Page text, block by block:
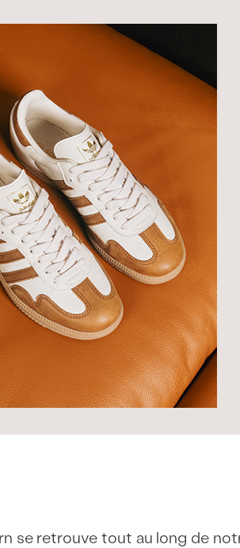
se retrouve tout au long de